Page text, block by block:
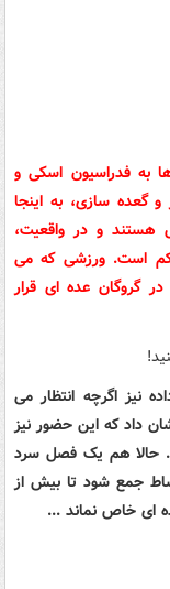
به فدراسیون اسکی و
گعده سازی، به اینجا
هستند و در واقعیت،
است. ورزشی که می
گروگان عده ای قرار
نیز اگرچه انتظار می
داد که این حضور نیز
حالا هم یک فصل سرد
جمع شود تا بیش از
ای خاص نماند ...